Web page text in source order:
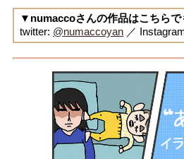
▼numaccoさんの作品はこちらで
twitter: @numaccoyan ／